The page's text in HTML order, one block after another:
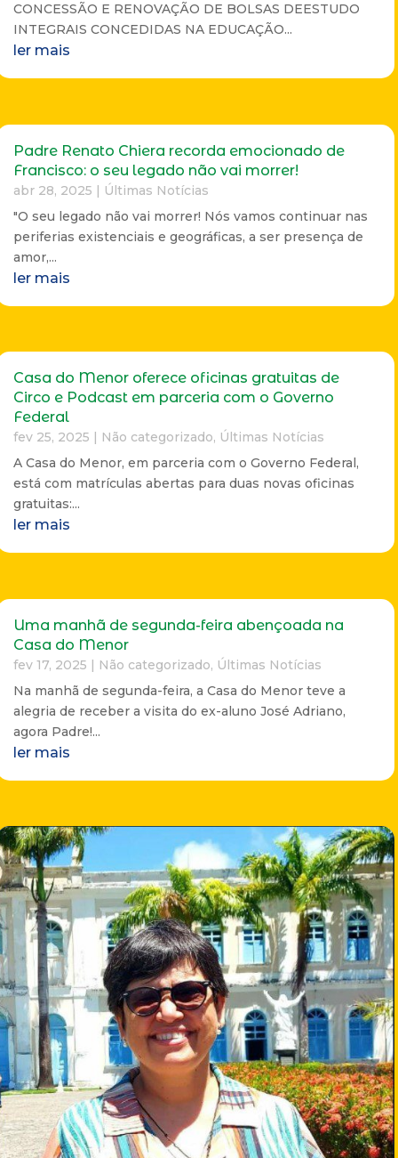
CONCESSÃO E RENOVAÇÃO DE BOLSAS DEESTUDO
INTEGRAIS CONCEDIDAS NA EDUCAÇÃO...
ler mais
Padre Renato Chiera recorda emocionado de
Francisco: o seu legado não vai morrer!
abr 28, 2025 | Últimas Notícias
"O seu legado não vai morrer! Nós vamos continuar nas
periferias existenciais e geográficas, a ser presença de
amor,...
ler mais
Casa do Menor oferece oficinas gratuitas de
Circo e Podcast em parceria com o Governo
Federal
fev 25, 2025 | Não categorizado, Últimas Notícias
A Casa do Menor, em parceria com o Governo Federal,
está com matrículas abertas para duas novas oficinas
gratuitas:...
ler mais
Uma manhã de segunda-feira abençoada na
Casa do Menor
fev 17, 2025 | Não categorizado, Últimas Notícias
Na manhã de segunda-feira, a Casa do Menor teve a
alegria de receber a visita do ex-aluno José Adriano,
agora Padre!...
ler mais